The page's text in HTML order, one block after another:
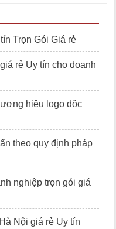
Trọn Gói Giá rẻ
rẻ Uy tín cho doanh
hiệu logo độc
theo quy định pháp
nghiệp trọn gói giá
Nội giá rẻ Uy tín